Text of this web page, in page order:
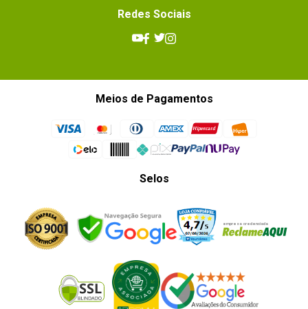
Redes Sociais
Meios de Pagamentos
Selos